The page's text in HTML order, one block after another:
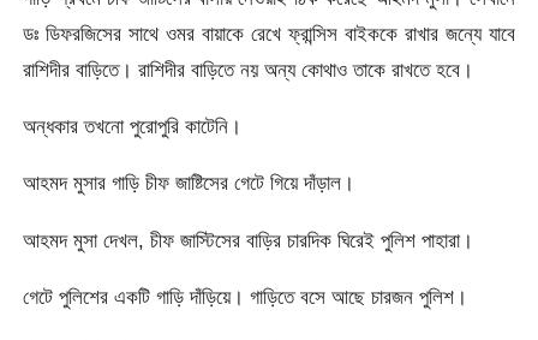
ডঃ ডিফরজিসের সাথে ওমর বায়াকে রেখে ফ্রান্সিস বাইককে রাখার জন্যে যাবে
রাশিদীর বাড়িতে। রাশিদীর বাড়িতে নয় অন্য কোথাও তাকে রাখতে হবে।
অন্ধকার তখনো পুরোপুরি কাটেনি।
আহমদ মুসার গাড়ি চীফ জাষ্টিসের গেটে গিয়ে দাঁড়াল।
আহমদ মুসা দেখল, চীফ জাস্টিসের বাড়ির চারদিক ঘিরেই পুলিশ পাহারা।
গেটে পুলিশের একটি গাড়ি দাঁড়িয়ে। গাড়িতে বসে আছে চারজন পুলিশ।